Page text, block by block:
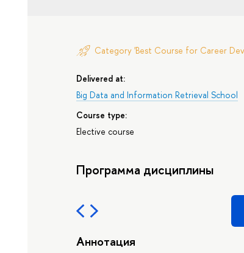
Category 'Best Course for Career
Delivered at:
Big Data and Information Retrieval School
Course type:
Elective course
Программа дисциплины
Аннотация